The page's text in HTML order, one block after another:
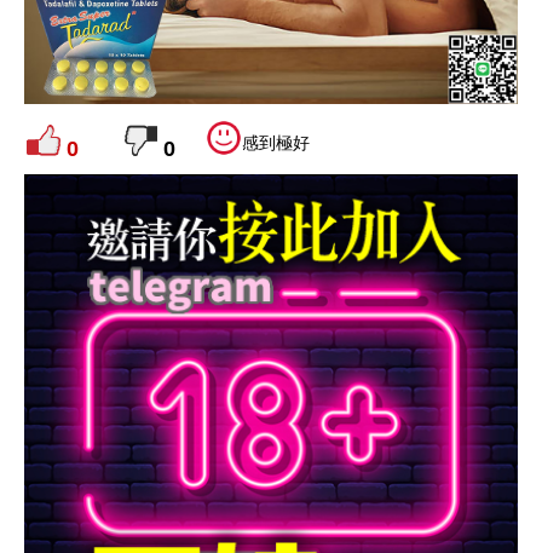
0 0 感到極好